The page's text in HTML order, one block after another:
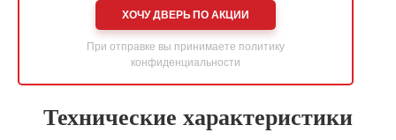
ХОЧУ ДВЕРЬ ПО АКЦИИ
При отправке вы принимаете политику
конфиденциальности
Технические характеристики